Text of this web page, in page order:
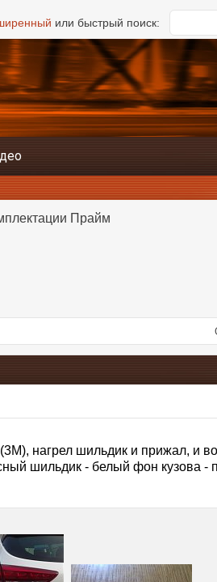
или быстрый поиск:
Прайм
нагрел шильдик и прижал, и
шильдик - белый фон кузова -